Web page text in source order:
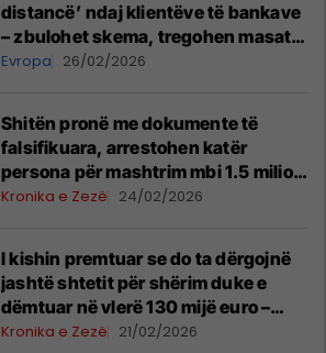
distancë’ ndaj klientëve të bankave
– zbulohet skema, tregohen masat
që duhen marrë
Evropa 26/02/2026
Shitën pronë me dokumente të
falsifikuara, arrestohen katër
persona për mashtrim mbi 1.5 milion
euro
Kronika e Zezë 24/02/2026
I kishin premtuar se do ta dërgojnë
jashtë shtetit për shërim duke e
dëmtuar në vlerë 130 mijë euro –
arrestohen dy të dyshuar
Kronika e Zezë 21/02/2026